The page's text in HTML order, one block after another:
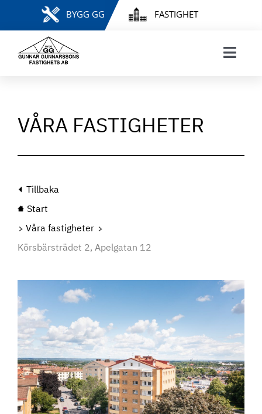
innehållet
BYGG GG FASTIGHET
HYRESGÄSTINFORMATION
LEDIGA LÄGENHETER
KONTAKT
VÅRA FASTIGHETER
Tillbaka
Start
Våra fastigheter
Körsbärsträdet 2, Apelgatan 12